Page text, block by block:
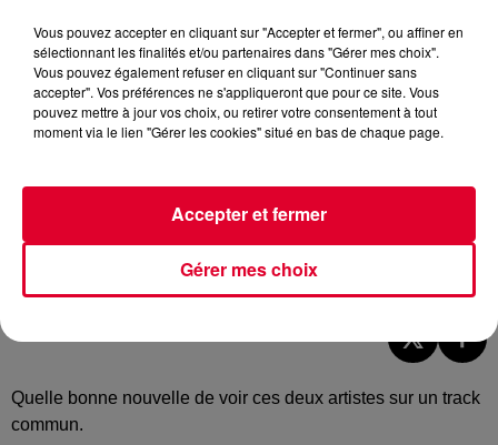
Roosevelt et Nile Rodgers - Passion
Crédit :
Quelle bonne nouvelle de voir ces deux artistes sur un track
commun.
Vous pouvez accepter en cliquant sur "Accepter et fermer", ou affiner en
sélectionnant les finalités et/ou partenaires dans "Gérer mes choix".
Vous pouvez également refuser en cliquant sur "Continuer sans
accepter". Vos préférences ne s'appliqueront que pour ce site. Vous
pouvez mettre à jour vos choix, ou retirer votre consentement à tout
moment via le lien "Gérer les cookies" situé en bas de chaque page.
Gérer mes choix
Accepter et fermer